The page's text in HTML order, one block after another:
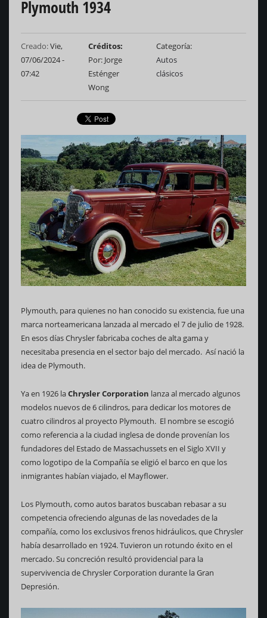
Plymouth 1934
Creado:Vie,
07/06/2024 -
07:42
Créditos
Por: Jorge
Esténger
Wong
Categoría
Autos
clásicos
Plymouth, para quienes no han conocido su existencia, fue una
marca norteamericana lanzada al mercado el 7 de julio de 1928.
En esos días Chrysler fabricaba coches de alta gama y
necesitaba presencia en el sector bajo del mercado. Así nació la
idea de Plymouth.
Ya en 1926 laChrysler Corporation lanza al mercado algunos
modelos nuevos de 6 cilindros, para dedicar los motores de
cuatro cilindros al proyecto Plymouth. El nombre se escogió
como referencia a la ciudad inglesa de donde provenían los
fundadores del Estado de Massachussets en el Siglo XVII y
como logotipo de la Compañía se eligió el barco en que los
inmigrantes habían viajado, el Mayflower.
Los Plymouth, como autos baratos buscaban rebasar a su
competencia ofreciendo algunas de las novedades de la
compañía, como los exclusivos frenos hidráulicos, que Chrysler
había desarrollado en 1924. Tuvieron un rotundo éxito en el
mercado. Su concreción resultó providencial para la
supervivencia de Chrysler Corporation durante la Gran
Depresión.